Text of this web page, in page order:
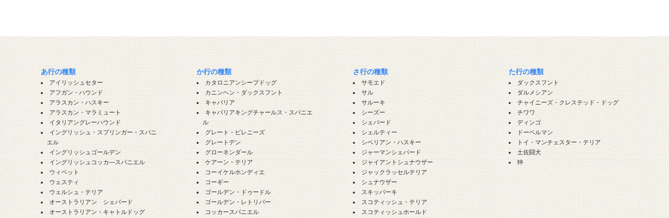
あ行の種類
アイリッシュセター
アフガン・ハウンド
アラスカン・ハスキー
アラスカン・マラミュート
イタリアングレーハウンド
イングリッシュ・スプリンガー・スパニ
エル
イングリッシュゴールデン
イングリッシュコッカ―スパニエル
ウィペット
ウェスティ
ウェルシュ・テリア
オーストラリアン シェパード
オーストラリアン・キャトルドッグ
か行の種類
カタロニアンシープドッグ
カニンヘン・ダックスフント
キャバリア
キャバリアキングチャールス・スパニエ
ル
グレート・ピレニーズ
グレートデン
グローネンダール
ケアーン・テリア
コーイケルホンディエ
コーギー
ゴールデン・ドゥードル
ゴールデン・レトリバー
コッカースパニエル
さ行の種類
サモエド
サル
サルーキ
シーズー
シェパード
シェルティー
シベリアン・ハスキー
ジャーマンシェパード
ジャイアントシュナウザー
ジャックラッセルテリア
シュナウザー
スキッパーキ
スコティッシュ・テリア
スコティッシュホールド
た行の種類
ダックスフント
ダルメシアン
チャイニーズ・クレステッド・ドッグ
チワワ
ディンゴ
ドーベルマン
トイ・マンチェスター・テリア
土佐闘犬
狆